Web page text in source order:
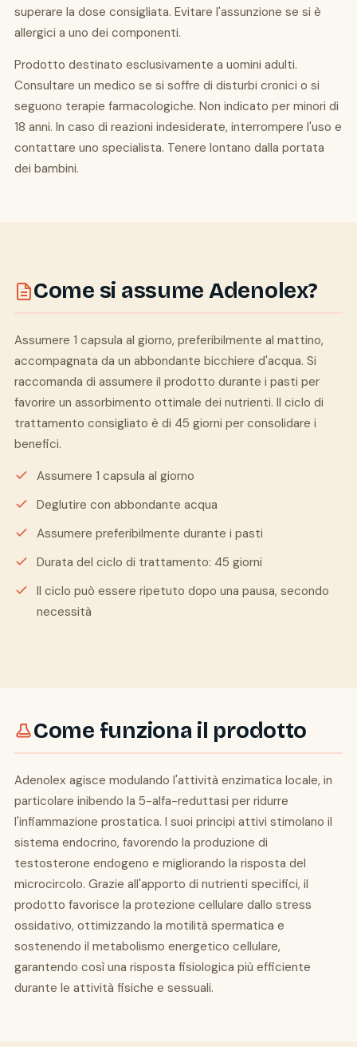
superare la dose consigliata. Evitare l'assunzione se si è
allergici a uno dei componenti.
Prodotto destinato esclusivamente a uomini adulti.
Consultare un medico se si soffre di disturbi cronici o si
seguono terapie farmacologiche. Non indicato per minori di
18 anni. In caso di reazioni indesiderate, interrompere l'uso e
contattare uno specialista. Tenere lontano dalla portata
dei bambini.
Come si assume Adenolex?
Assumere 1 capsula al giorno, preferibilmente al mattino,
accompagnata da un abbondante bicchiere d'acqua. Si
raccomanda di assumere il prodotto durante i pasti per
favorire un assorbimento ottimale dei nutrienti. Il ciclo di
trattamento consigliato è di 45 giorni per consolidare i
benefici.
Assumere 1 capsula al giorno
Deglutire con abbondante acqua
Assumere preferibilmente durante i pasti
Durata del ciclo di trattamento: 45 giorni
Il ciclo può essere ripetuto dopo una pausa, secondo
necessità
Come funziona il prodotto
Adenolex agisce modulando l'attività enzimatica locale, in
particolare inibendo la 5-alfa-reduttasi per ridurre
l'infiammazione prostatica. I suoi principi attivi stimolano il
sistema endocrino, favorendo la produzione di
testosterone endogeno e migliorando la risposta del
microcircolo. Grazie all'apporto di nutrienti specifici, il
prodotto favorisce la protezione cellulare dallo stress
ossidativo, ottimizzando la motilità spermatica e
sostenendo il metabolismo energetico cellulare,
garantendo così una risposta fisiologica più efficiente
durante le attività fisiche e sessuali.